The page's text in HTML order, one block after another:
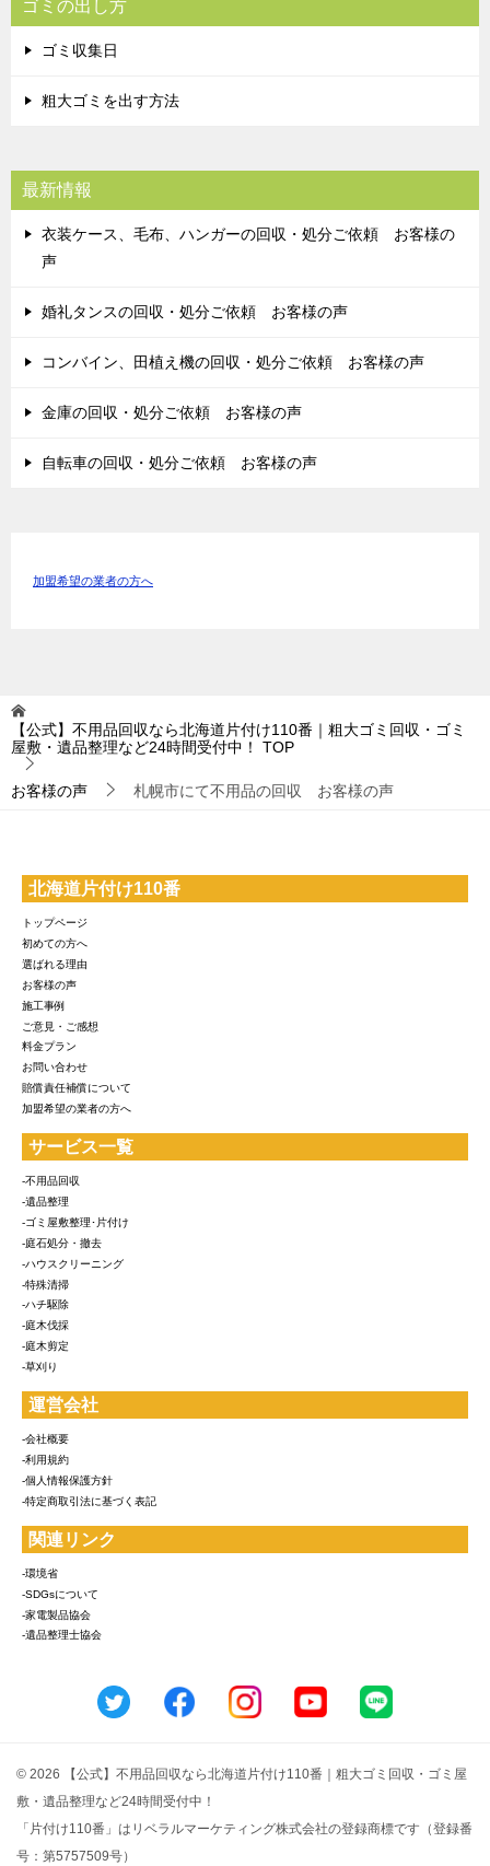
ゴミの出し方
ゴミ収集日
粗大ゴミを出す方法
最新情報
衣装ケース、毛布、ハンガーの回収・処分ご依頼 お客様の
声
婚礼タンスの回収・処分ご依頼 お客様の声
コンバイン、田植え機の回収・処分ご依頼 お客様の声
金庫の回収・処分ご依頼 お客様の声
自転車の回収・処分ご依頼 お客様の声
加盟希望の業者の方へ
【公式】不用品回収なら北海道片付け110番｜粗大ゴミ回収・ゴミ
屋敷・遺品整理など24時間受付中！
TOP
お客様の声 札幌市にて不用品の回収 お客様の声
北海道片付け110番
トップページ
初めての方へ
選ばれる理由
お客様の声
施工事例
ご意見・ご感想
料金プラン
お問い合わせ
賠償責任補償について
加盟希望の業者の方へ
サービス一覧
-不用品回収
-遺品整理
-ゴミ屋敷整理･片付け
-庭石処分・撤去
-ハウスクリーニング
-特殊清掃
-ハチ駆除
-庭木伐採
-庭木剪定
-草刈り
運営会社
-会社概要
-利用規約
-個人情報保護方針
-特定商取引法に基づく表記
関連リンク
-環境省
-SDGsについて
-家電製品協会
-遺品整理士協会
© 2026 【公式】不用品回収なら北海道片付け110番｜粗大ゴミ回収・ゴミ屋
敷・遺品整理など24時間受付中！
「片付け110番」はリベラルマーケティング株式会社の登録商標です（登録番
号：第5757509号）